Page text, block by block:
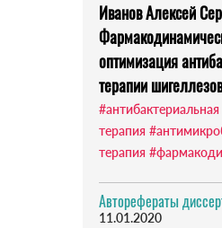
Иванов Алексей
оптимизация
терапии
#антибактериальная
терапия
терапия
Авторефераты
11.01.2020